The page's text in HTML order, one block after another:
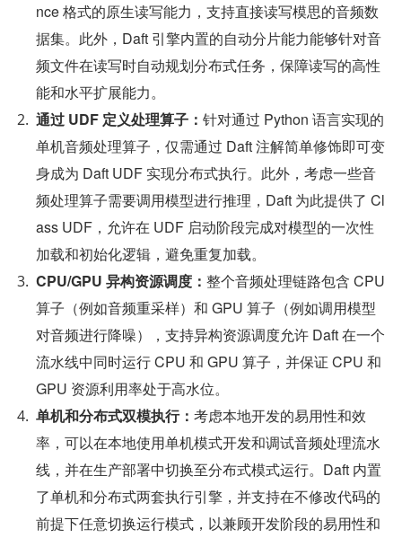
nce 格式的原生读写能力，支持直接读写模思的音频数
据集。此外，Daft 引擎内置的自动分片能力能够针对音
频文件在读写时自动规划分布式任务，保障读写的高性
能和水平扩展能力。
通过 UDF 定义处理算子： 针对通过 Python 语言实现的
单机音频处理算子，仅需通过 Daft 注解简单修饰即可变
身成为 Daft UDF 实现分布式执行。此外，考虑一些音
频处理算子需要调用模型进行推理，Daft 为此提供了 Cl
ass UDF，允许在 UDF 启动阶段完成对模型的一次性
加载和初始化逻辑，避免重复加载。
CPU/GPU 异构资源调度： 整个音频处理链路包含 CPU
算子（例如音频重采样）和 GPU 算子（例如调用模型
对音频进行降噪），支持异构资源调度允许 Daft 在一个
流水线中同时运行 CPU 和 GPU 算子，并保证 CPU 和
GPU 资源利用率处于高水位。
单机和分布式双模执行： 考虑本地开发的易用性和效
率，可以在本地使用单机模式开发和调试音频处理流水
线，并在生产部署中切换至分布式模式运行。Daft 内置
了单机和分布式两套执行引擎，并支持在不修改代码的
前提下任意切换运行模式，以兼顾开发阶段的易用性和